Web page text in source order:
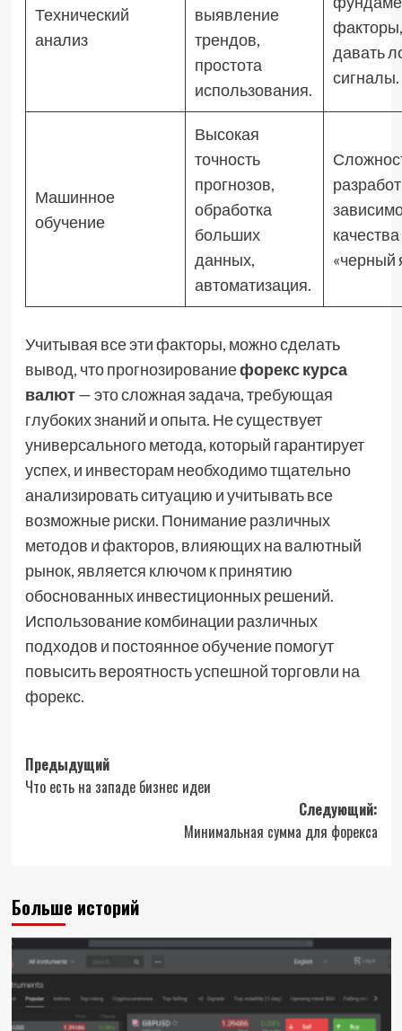
Технический
анализ
выявление
трендов,
простота
использования.
давать
сигналы.
Машинное
обучение
Высокая
точность
прогнозов,
обработка
больших
данных,
автоматизация.
«черный
Учитывая все эти факторы, можно сделать
вывод, что прогнозированиефорекс курса
валют— это сложная задача, требующая
глубоких знаний и опыта. Не существует
универсального метода, который гарантирует
успех, и инвесторам необходимо тщательно
анализировать ситуацию и учитывать все
возможные риски. Понимание различных
методов и факторов, влияющих на валютный
рынок, является ключом к принятию
обоснованных инвестиционных решений.
Использование комбинации различных
подходов и постоянное обучение помогут
повысить вероятность успешной торговли на
форекс.
Навигация
записи
Предыдущий
Что есть на западе бизнес идеи
Следующий:
Минимальная сумма для форекса
Больше историй